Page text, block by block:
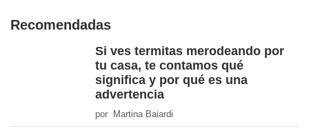
Recomendadas
Si ves termitas merodeando por
tu casa, te contamos qué
significa y por qué es una
advertencia
por Martina Baiardi